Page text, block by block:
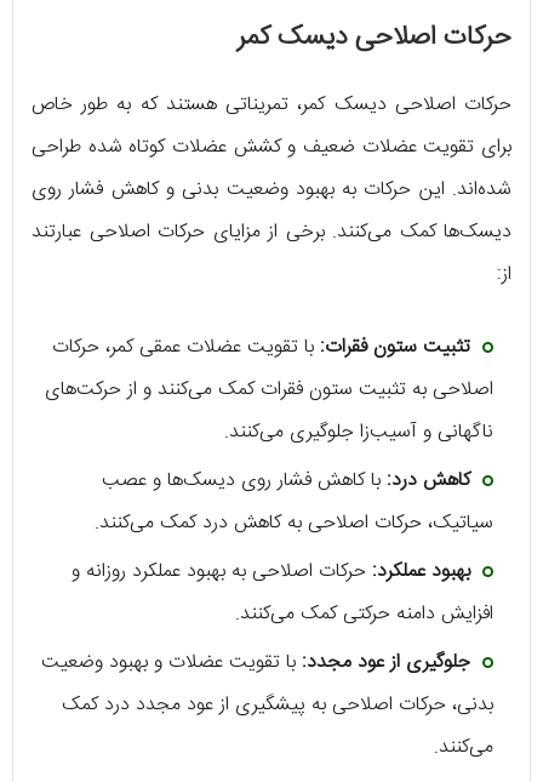
حرکات اصلاحی دیسک کمر
حرکات اصلاحی دیسک کمر، تمریناتی هستند که به طور خاص
برای تقویت عضلات ضعیف و کشش عضلات کوتاه شده طراحی
شده‌اند. این حرکات به بهبود وضعیت بدنی و کاهش فشار روی
دیسک‌ها کمک می‌کنند. برخی از مزایای حرکات اصلاحی عبارتند
از:
تثبیت ستون فقرات: با تقویت عضلات عمقی کمر، حرکات
اصلاحی به تثبیت ستون فقرات کمک می‌کنند و از حرکت‌های
ناگهانی و آسیب‌زا جلوگیری می‌کنند.
کاهش درد: با کاهش فشار روی دیسک‌ها و عصب
سیاتیک، حرکات اصلاحی به کاهش درد کمک می‌کنند.
بهبود عملکرد: حرکات اصلاحی به بهبود عملکرد روزانه و
افزایش دامنه حرکتی کمک می‌کنند.
جلوگیری از عود مجدد: با تقویت عضلات و بهبود وضعیت
بدنی، حرکات اصلاحی به پیشگیری از عود مجدد درد کمک
می‌کنند.